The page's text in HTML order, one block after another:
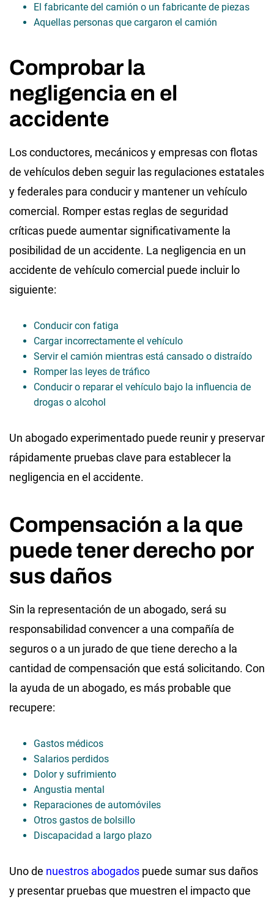
El fabricante del camión o un fabricante de piezas
Aquellas personas que cargaron el camión
Comprobar la
negligencia en el
accidente
Los conductores, mecánicos y empresas con flotas
de vehículos deben seguir las regulaciones estatales
y federales para conducir y mantener un vehículo
comercial. Romper estas reglas de seguridad
críticas puede aumentar significativamente la
posibilidad de un accidente. La negligencia en un
accidente de vehículo comercial puede incluir lo
siguiente:
Conducir con fatiga
Cargar incorrectamente el vehículo
Servir el camión mientras está cansado o distraído
Romper las leyes de tráfico
Conducir o reparar el vehículo bajo la influencia de
drogas o alcohol
Un abogado experimentado puede reunir y preservar
rápidamente pruebas clave para establecer la
negligencia en el accidente.
Compensación a la que
puede tener derecho por
sus daños
Sin la representación de un abogado, será su
responsabilidad convencer a una compañía de
seguros o a un jurado de que tiene derecho a la
cantidad de compensación que está solicitando. Con
la ayuda de un abogado, es más probable que
recupere:
Gastos médicos
Salarios perdidos
Dolor y sufrimiento
Angustia mental
Reparaciones de automóviles
Otros gastos de bolsillo
Discapacidad a largo plazo
Uno de nuestros abogados puede sumar sus daños
y presentar pruebas que muestren el impacto que